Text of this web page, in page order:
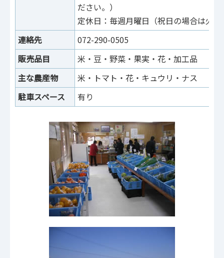
ださい。）
定休日：毎週月曜日（祝日の場合は火曜
連絡先
072-290-0505
販売品目
米・豆・野菜・果実・花・加工品
主な農産物
米・トマト・花・キュウリ・ナス
駐車スペース
有り